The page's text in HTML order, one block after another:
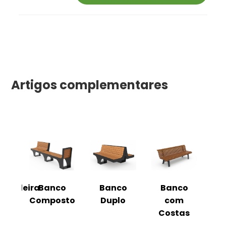
Artigos complementares
Banco
Composto
Banco
Duplo
Banco
com
Costas